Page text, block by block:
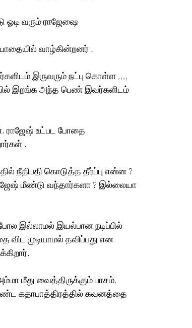
ஓடி வரும் ராஜேஷை
வாழ்கின்றனர் .
இருவரும் நட்பு கொள்ள ,,,,
இறங்க அந்த பெண் இவர்களிடம்
ராஜேஷ் உட்பட போதை
.
நீதிபதி கொடுத்த தீர்ப்பு என்ன ?
மீண்டு வந்தார்களா ? இல்லையா
இல்லாமல் இயல்பான நடிப்பில்
முடியாமல் தவிப்பது என
மீது வைத்திருக்கும் பாசம்,
கதாபாத்திரத்தில் கவனத்தை